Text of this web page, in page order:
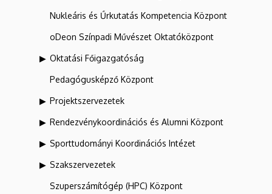
Nukleáris és Űrkutatás Kompetencia Központ
oDeon Színpadi Művészet Oktatóközpont
Oktatási Főigazgatóság
Pedagógusképző Központ
Projektszervezetek
Rendezvénykoordinációs és Alumni Központ
Sporttudományi Koordinációs Intézet
Szakszervezetek
Szuperszámítógép (HPC) Központ